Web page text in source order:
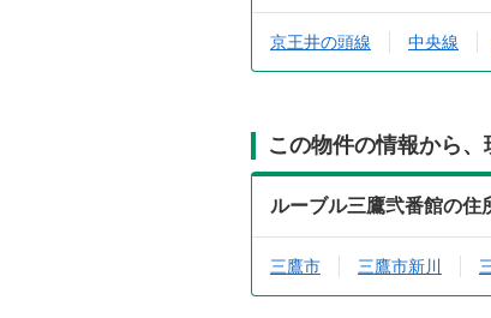
京王井の頭線 中央線
この物件の情報から
ルーブル三鷹弐番館の住
三鷹市 三鷹市新川